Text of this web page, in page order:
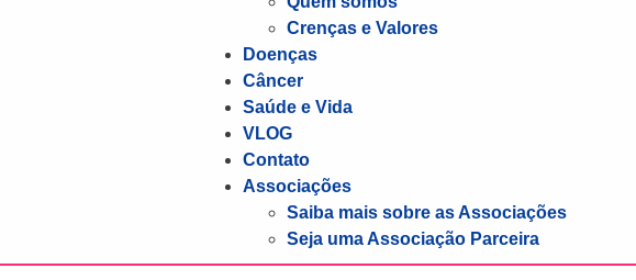
Crenças e Valores
Doenças
Câncer
Saúde e Vida
VLOG
Contato
Associações
Saiba mais sobre as Associações
Seja uma Associação Parceira